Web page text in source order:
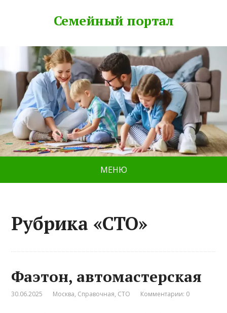
Семейный портал
МЕНЮ
Рубрика «СТО»
Фаэтон, автомастерская
30.06.2025 Москва, Справочная, СТО Комментарии: 0